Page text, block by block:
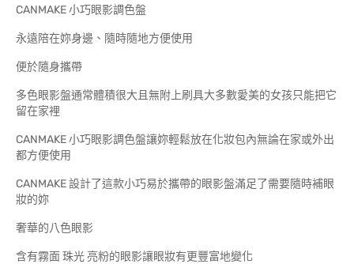
CANMAKE 小巧眼影調色盤
永遠陪在妳身邊、隨時隨地方便使用
便於隨身攜帶
多色眼影盤通常體積很大且無附上刷具大多數愛美的女孩只能把它
留在家裡
CANMAKE 小巧眼影調色盤讓妳輕鬆放在化妝包內無論在家或外出
都方便使用
CANMAKE 設計了這款小巧易於攜帶的眼影盤滿足了需要隨時補眼
妝的妳
奢華的八色眼影
含有霧面 珠光 亮粉的眼影讓眼妝有更豐富地變化